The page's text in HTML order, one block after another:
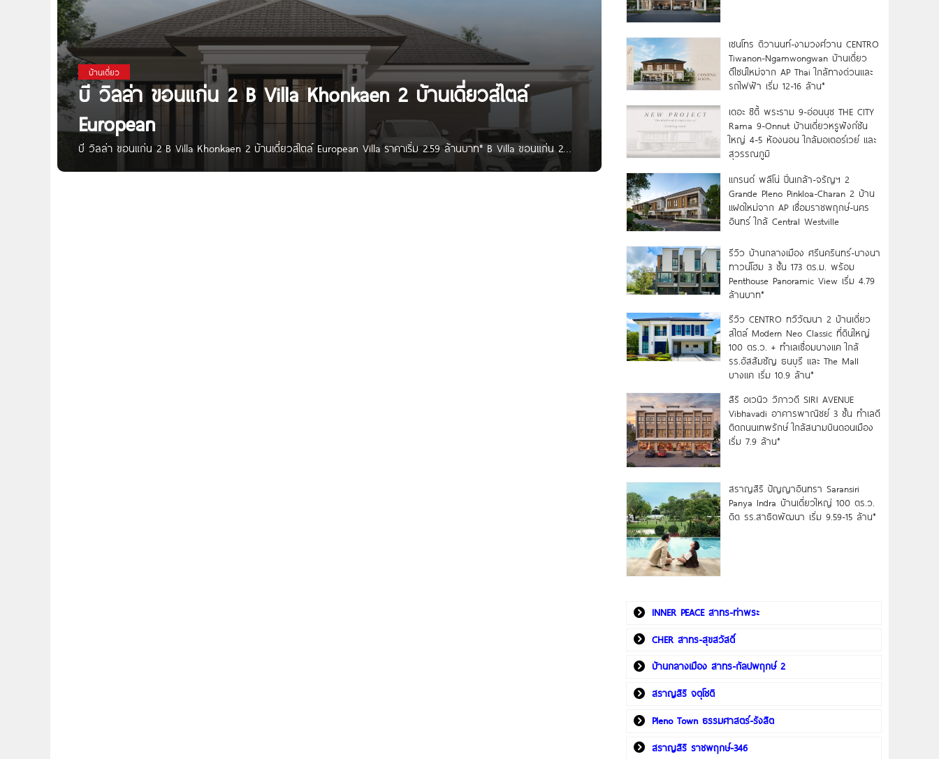
บ้านเดี่ยว
บี วิลล่า ขอนแก่น 2 B Villa Khonkaen 2 บ้านเดี่ยวสไตล์
European
บี วิลล่า ขอนแก่น 2 B Villa Khonkaen 2 บ้านเดี่ยวสไตล์ European Villa ราคาเริ่ม 2.59 ล้านบาท* B Villa ขอนแก่น 2
บ้านโครงการใหม่ จาก B ViLLA ที่ตั้งโครงการอยู่ ต.บ้านทุ่ม อ.เมือง จ.ขอนแก่น บนทำเลติดถนนใหญ่ ใกล้แยกบ้านทุ่ม เดิน
เซนโทร ติวานนท์-งามวงศ์วาน CENTRO
Tiwanon-Ngamwongwan บ้านเดี่ยว
ดีไซน์ใหม่จาก AP Thai ใกล้ทางด่วนและ
รถไฟฟ้า เริ่ม 12-16 ล้าน*
เดอะ ซิตี้ พระราม 9-อ่อนนุช THE CITY
Rama 9-Onnut บ้านเดี่ยวหรูฟังก์ชัน
ใหญ่ 4-5 ห้องนอน ใกล้มอเตอร์เวย์ และ
สุวรรณภูมิ
แกรนด์ พลีโน่ ปิ่นเกล้า-จรัญฯ 2
Grande Pleno Pinkloa-Charan 2 บ้าน
แฝดใหม่จาก AP เชื่อมราชพฤกษ์-นคร
อินทร์ ใกล้ Central Westville
รีวิว บ้านกลางเมือง ศรีนครินทร์-บางนา
ทาวน์โฮม 3 ชั้น 173 ตร.ม. พร้อม
Penthouse Panoramic View เริ่ม 4.79
ล้านบาท*
รีวิว CENTRO ทวีวัฒนา 2 บ้านเดี่ยว
สไตล์ Modern Neo Classic ที่ดินใหญ่
100 ตร.ว. + ทำเลเชื่อมบางแค ใกล้
รร.อัสสัมชัญ ธนบุรี และ The Mall
บางแค เริ่ม 10.9 ล้าน*
สิริ อเวนิว วิภาวดี SIRI AVENUE
Vibhavadi อาคารพาณิชย์ 3 ชั้น ทำเลดี
ติดถนนเทพรักษ์ ใกล้สนามบินดอนเมือง
เริ่ม 7.9 ล้าน*
สราญสิริ ปัญญาอินทรา Saransiri
Panya Indra บ้านเดี่ยวใหญ่ 100 ตร.ว.
ดิด รร.สาธิตพัฒนา เริ่ม 9.59-15 ล้าน*
INNER PEACE สาทร-ท่าพระ
CHER สาทร-สุขสวัสดิ์
บ้านกลางเมือง สาทร-กัลปพฤกษ์ 2
สราญสิริ จตุโชติ
Pleno Town ธรรมศาสตร์-รังสิต
สราญสิริ ราชพฤกษ์-346